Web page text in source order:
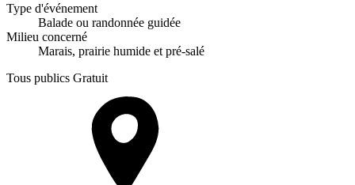
Type d'événement
Balade ou randonnée guidée
Milieu concerné
Marais, prairie humide et pré-salé
Tous publics Gratuit